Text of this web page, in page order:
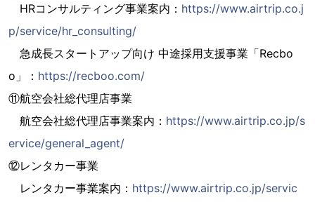
HRコンサルティング事業案内： https://www.airtrip.co.j
p/service/hr_consulting/
急成長スタートアップ向け 中途採用支援事業「Recbo
o」： https://recboo.com/
⑪航空会社総代理店事業
航空会社総代理店事業案内： https://www.airtrip.co.jp/s
ervice/general_agent/
⑫レンタカー事業
レンタカー事業案内： https://www.airtrip.co.jp/servic